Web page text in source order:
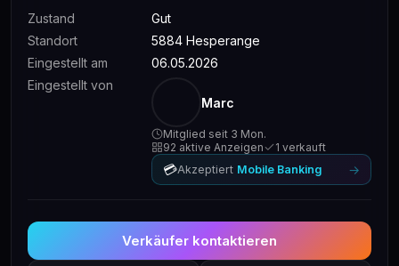
Zustand
Gut
Standort
5884 Hesperange
Eingestellt am
06.05.2026
Eingestellt von
Marc
Mitglied seit 3 Mon.
92 aktive Anzeigen
1 verkauft
💳Akzeptiert Mobile Banking →
Verkäufer kontaktieren